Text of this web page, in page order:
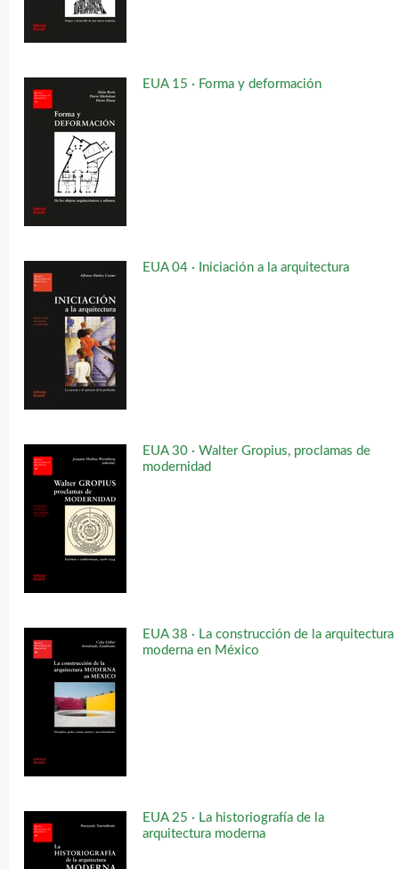
EUA 15 · Forma y deformación
EUA 04 · Iniciación a la arquitectura
EUA 30 · Walter Gropius, proclamas de
modernidad
EUA 38 · La construcción de la arquitectura
moderna en México
EUA 25 · La historiografía de la
arquitectura moderna